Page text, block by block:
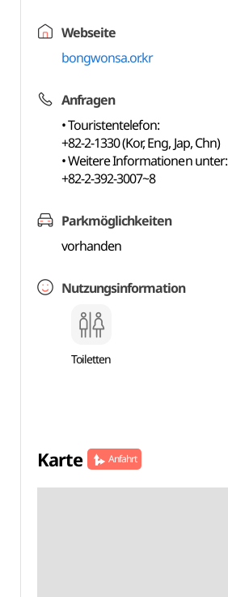
Webseite
bongwonsa.or.kr
Anfragen
• Touristentelefon:
+82-2-1330 (Kor, Eng, Jap, Chn)
• Weitere Informationen unter:
+82-2-392-3007~8
Parkmöglichkeiten
vorhanden
Nutzungsinformation
Toiletten
Karte Anfahrt